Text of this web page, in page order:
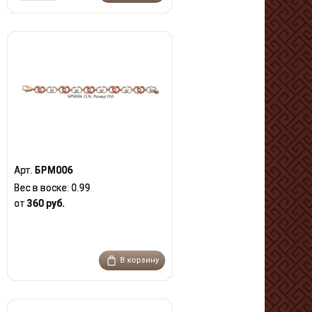
Арт. БРМ006
Вес в воске:0.99
от360 руб.
В корзину